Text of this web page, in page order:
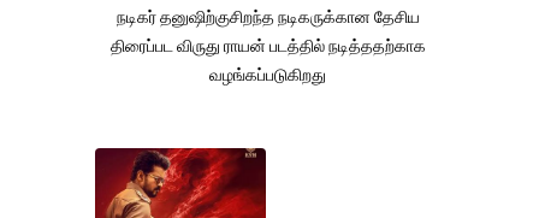
நடிகர் தனுஷிற்குசிறந்த நடிகருக்கான தேசிய
திரைப்பட விருது ராயன் படத்தில் நடித்ததற்காக
வழங்கப்படுகிறது